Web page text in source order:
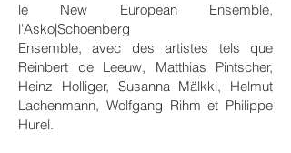
le New European Ensemble,
l'Asko|Schoenberg
Ensemble, avec des artistes tels que
Reinbert de Leeuw, Matthias Pintscher,
Heinz Holliger, Susanna Mälkki, Helmut
Lachenmann, Wolfgang Rihm et Philippe
Hurel.